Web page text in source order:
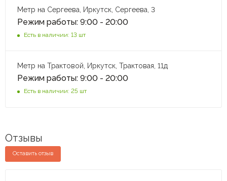
Метр на Сергеева, Иркутск, Сергеева, 3
Режим работы: 9:00 - 20:00
Есть в наличии: 13 шт
Метр на Трактовой, Иркутск, Трактовая, 11д
Режим работы: 9:00 - 20:00
Есть в наличии: 25 шт
Отзывы
Оставить отзыв